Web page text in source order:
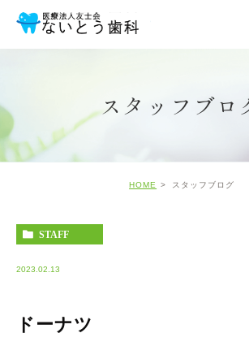
スタッフブロ
HOME スタッフブログ
STAFF
2023.02.13
ドーナツ